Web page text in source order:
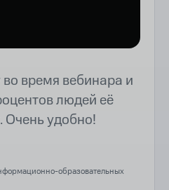
время вебинара и
людей её
Очень удобно!
образовательных